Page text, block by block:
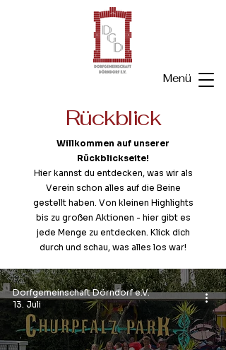
Menü
Rückblick
Willkommen auf unserer
Rückblickseite!
Hier kannst du entdecken, was wir als
Verein schon alles auf die Beine
gestellt haben. Von kleinen Highlights
bis zu großen Aktionen - hier gibt es
jede Menge zu entdecken. Klick dich
durch und schau, was alles los war!
Dorfgemeinschaft Dörndorf e.V.
13. Juli